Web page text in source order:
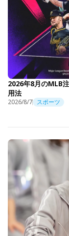
2026年8月のMLB
用法
2026/8/7 スポーツ